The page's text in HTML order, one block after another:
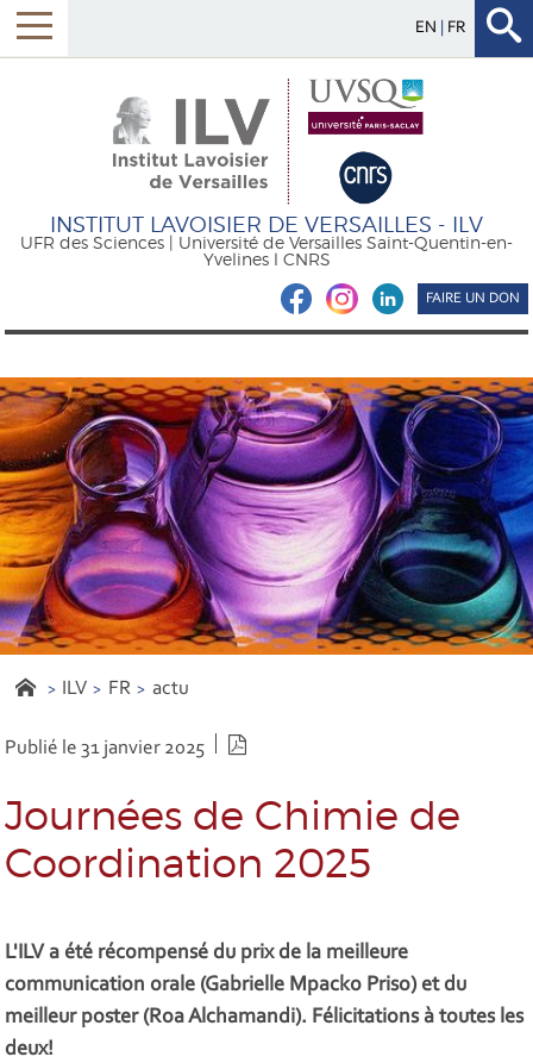
EN FR
INSTITUT LAVOISIER DE VERSAILLES - ILV
UFR des Sciences | Université de Versailles Saint-Quentin-en-
Yvelines l CNRS
FAIRE UN DON
ILV FR actu
Publié le 31 janvier 2025
Journées de Chimie de
Coordination 2025
L'ILV a été récompensé du prix de la meilleure
communication orale (Gabrielle Mpacko Priso) et du
meilleur poster (Roa Alchamandi). Félicitations à toutes les
deux!